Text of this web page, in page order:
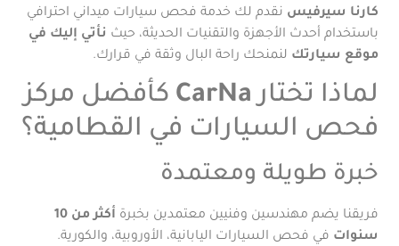
كارنا سيرفيس نقدم لك خدمة فحص سيارات ميداني احترافي
باستخدام أحدث الأجهزة والتقنيات الحديثة، حيث نأتي إليك في
موقع سيارتك لنمنحك راحة البال وثقة في قرارك.
لماذا تختارCarNa كأفضل مركز
فحص السيارات في القطامية؟
خبرة طويلة ومعتمدة
فريقنا يضم مهندسين وفنيين معتمدين بخبرة
أكثر من 10
سنوات في فحص السيارات اليابانية، الأوروبية، والكورية.